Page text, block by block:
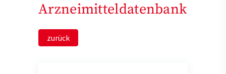
Arzneimitteldatenbank
zurück